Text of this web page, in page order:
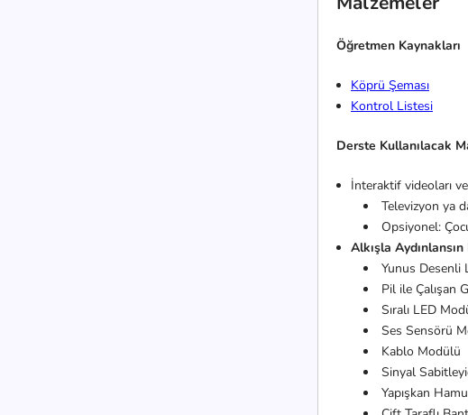
Öğretmen Kaynakları
Köprü Şeması
Kontrol Listesi
Derste Kullanılacak
İnteraktif videoları
Televizyon ya
Opsiyonel:
Alkışla
Yunus Desenli
Pil ile Çalışan
Sıralı LED
Ses Sensörü
Kablo Modülü
Sinyal
Yapışkan